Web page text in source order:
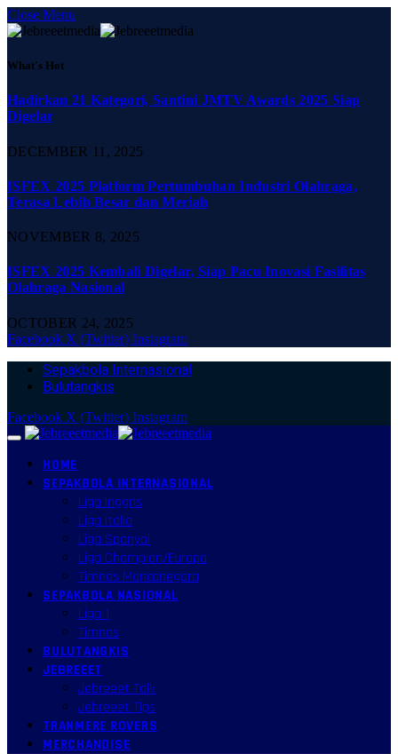
Close Menu
What's Hot
Hadirkan 21 Kategori, Santini JMTV Awards 2025 Siap
Digelar
DECEMBER 11, 2025
ISFEX 2025 Platform Pertumbuhan Industri Olahraga,
Terasa Lebih Besar dan Meriah
NOVEMBER 8, 2025
ISFEX 2025 Kembali Digelar, Siap Pacu Inovasi Fasilitas
Olahraga Nasional
OCTOBER 24, 2025
Facebook X (Twitter) Instagram
Sepakbola Internasional
Bulutangkis
Facebook X (Twitter) Instagram
HOME
SEPAKBOLA INTERNASIONAL
Liga Inggris
Liga Italia
Liga Spanyol
Liga Champion/Europa
Timnas Mancanegara
SEPAKBOLA NASIONAL
Liga 1
Timnas
BULUTANGKIS
JEBREEET
Jebreeet Talk
Jebreeet Tips
TRANMERE ROVERS
MERCHANDISE